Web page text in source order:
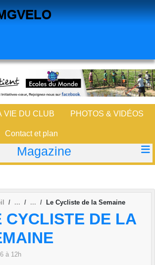
VIE DU CLUB PHOTOS & VIDÉOS
Contact et plan
Magazine
Le Cycliste de la Semaine
CYCLISTE DE LA
à 12h
des cookies